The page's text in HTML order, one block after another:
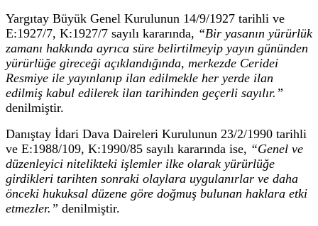
Yargıtay Büyük Genel Kurulunun 14/9/1927 tarihli ve
E:1927/7, K:1927/7 sayılı kararında, “Bir yasanın yürürlük
zamanı hakkında ayrıca süre belirtilmeyip yayın gününden
yürürlüğe gireceği açıklandığında, merkezde Ceridei
Resmiye ile yayınlanıp ilan edilmekle her yerde ilan
edilmiş kabul edilerek ilan tarihinden geçerli sayılır.”
denilmiştir.
Danıştay İdari Dava Daireleri Kurulunun 23/2/1990 tarihli
ve E:1988/109, K:1990/85 sayılı kararında ise, “Genel ve
düzenleyici nitelikteki işlemler ilke olarak yürürlüğe
girdikleri tarihten sonraki olaylara uygulanırlar ve daha
önceki hukuksal düzene göre doğmuş bulunan haklara etki
etmezler.” denilmiştir.